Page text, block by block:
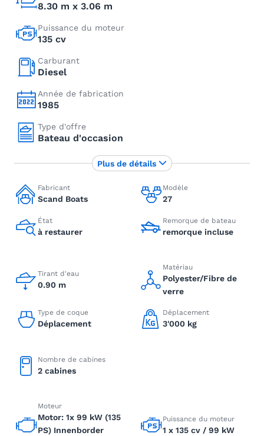
8.30 m x 3.06 m
Puissance du moteur
135 cv
Carburant
Diesel
Année de fabrication
1985
Type d'offre
Bateau d'occasion
Fabricant
Scand Boats
Modèle
27
État
à restaurer
Remorque de bateau
remorque incluse
Tirant d'eau
0.90 m
Matériau
Polyester/Fibre de
verre
Type de coque
Déplacement
Déplacement
3'000 kg
Nombre de cabines
2 cabines
Moteur
Motor: 1x 99 kW (135
PS) Innenborder
Puissance du moteur
1 x 135 cv / 99 kW
Plus de détails